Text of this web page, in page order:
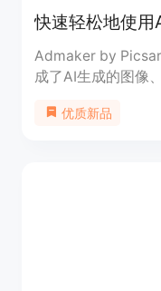
Admaker by
成了AI生成的图像
时间和精力，提供
优质新品